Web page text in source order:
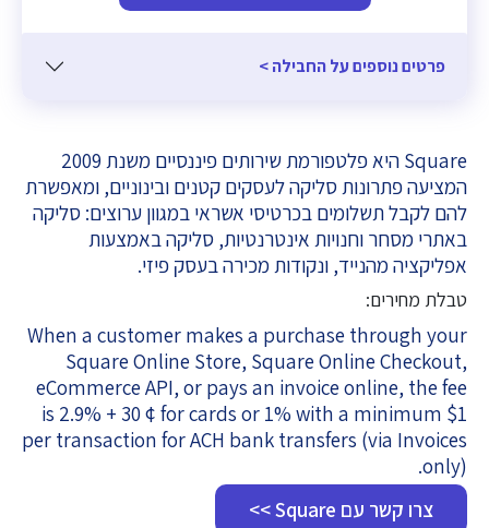
פרטים נוספים על החבילה >
Square היא פלטפורמת שירותים פיננסיים משנת 2009
המציעה פתרונות סליקה לעסקים קטנים ובינוניים, ומאפשרת
להם לקבל תשלומים בכרטיסי אשראי במגוון ערוצים: סליקה
באתרי מסחר וחנויות אינטרנטיות, סליקה באמצעות
אפליקציה מהנייד, ונקודות מכירה בעסק פיזי.
טבלת מחירים:
When a customer makes a purchase through your
Square Online Store, Square Online Checkout,
eCommerce API, or pays an invoice online, the fee
is 2.9% + 30 ¢ for cards or 1% with a minimum $1
per transaction for ACH bank transfers (via Invoices
only).
צרו קשר עם Square >>